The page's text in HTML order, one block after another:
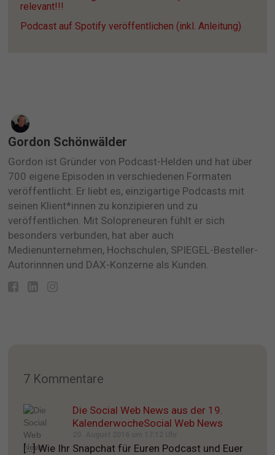
relevant!!!
Podcast auf Spotify veröffentlichen (inkl. Anleitung)
Gordon Schönwälder
Gordon ist Gründer von Podcast-Helden und hat über
700 eigene Episoden in verschiedenen Formaten
veröffentlicht. Er liebt es, einzigartige Podcasts mit
seinen Klient*innen zu konzipieren und zu
veröffentlichen. Mit Solopreneuren fühlt er sich
besonders verbunden, hat aber auch
Medienunternehmen, Hochschulen, SPIEGEL-Besteller-
Autorinnnen und DAX-Konzerne als Kunden.
7 Kommentare
Die Social Web News aus der 19.
KalenderwocheSocial Web News
[…] Wie Ihr Snapchat für Euren Podcast und Euer